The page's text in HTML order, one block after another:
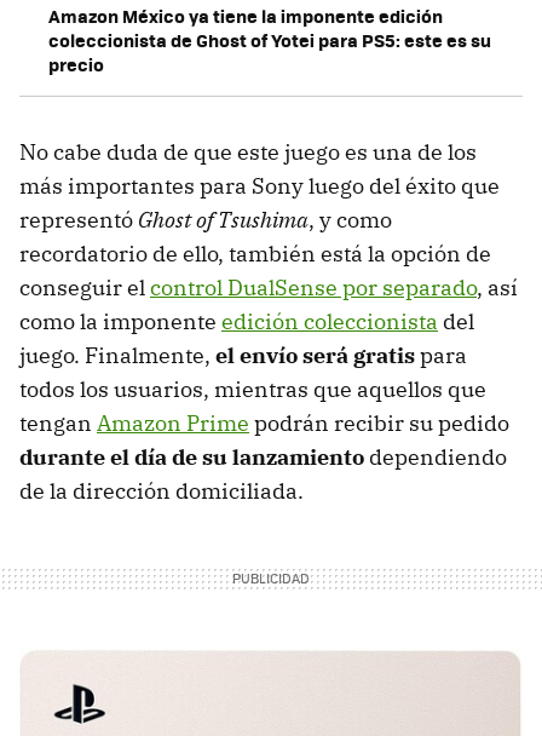
Amazon México ya tiene la imponente edición
coleccionista de Ghost of Yotei para PS5: este es su
precio
No cabe duda de que este juego es una de los
más importantes para Sony luego del éxito que
representó Ghost of Tsushima, y como
recordatorio de ello, también está la opción de
conseguir elcontrol DualSense por separado, así
como la imponente edición coleccionista del
juego. Finalmente, el envío será gratispara
todos los usuarios, mientras que aquellos que
tengan Amazon Prime podrán recibir su pedido
durante el día de su lanzamiento dependiendo
de la dirección domiciliada.